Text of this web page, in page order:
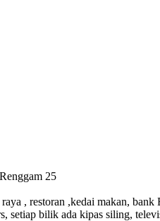
25
, restoran ,kedai makan,
setiap bilik ada kipas siling,